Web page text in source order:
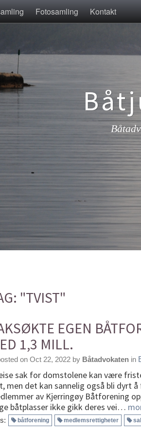
Fotosamling Kontakt
"TVIST"
EGEN
1,3 MILL.
on Oct 22, 2022 by Båtadvokaten in
sak for domstolene kan være
men det kan sannelig også bli dyrt
av Kjerringøy Båtforening
båtplasser ikke gikk deres vei…
båtforening medlemsrettigheter